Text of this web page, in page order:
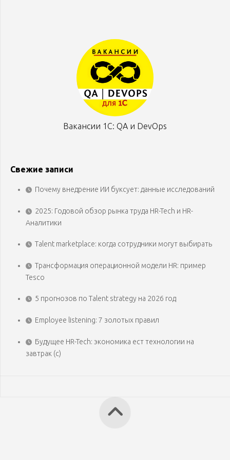
Вакансии 1С: QA и DevOps
Свежие записи
Почему внедрение ИИ буксует: данные исследований
2025: Годовой обзор рынка труда HR-Tech и HR-
Аналитики
Talent marketplace: когда сотрудники могут выбирать
Трансформация операционной модели HR: пример
Tesco
5 прогнозов по Talent strategy на 2026 год
Employee listening: 7 золотых правил
Будущее HR-Tech: экономика ест технологии на
завтрак (с)